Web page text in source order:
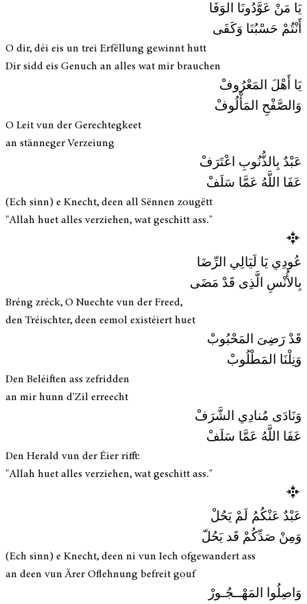
يَا مَنْ عَوَّدُونَا الوَفَا
أَنْتُمْ حَسْبُنَا وَكَفَى
O dir, déi eis un trei Erfëllung gewinnt hutt
Dir sidd eis Genuch an alles wat mir brauchen
يَا أَهْلَ المَعْرُوفْ
وَالصَّفْحِ المَأْلُوفْ
O Leit vun der Gerechtegkeet
an stänneger Verzeiung
عَبْدٌ بِالذُّنُوبِ اعْتَرَفْ
عَفَا اللَّهُ عَمَّا سَلَفْ
(Ech sinn) e Knecht, deen all Sënnen zougëtt
"Allah huet alles verziehen, wat geschitt ass."
عُودِي يَا لَيَالِي الرِّضَا
بِالأُنْسِ الَّذِى قَدْ مَضَى
Bréng zréck, O Nuechte vun der Freed,
den Tréischter, deen eemol existéiert huet
قَدْ رَضِىَ المَحْبُوبْ
وَنِلْنَا المَطْلُوبْ
Den Beléiften ass zefridden
an mir hunn d'Zil erreecht
وَنَادَى مُنادِي الشَّرَفْ
عَفَا اللَّهُ عَمَّا سَلَفْ
Den Herald vun der Éier rifft:
"Allah huet alles verziehen, wat geschitt ass."
عَبْدٌ عَنْكُمُ لَمْ يَحُلْ
وَمِنْ صَدِّكُمْ قَد يَحُلّ
(Ech sinn) e Knecht, deen ni vun Iech ofgewandert ass
an deen vun Ärer Oflehnung befreit gouf
وَاصِلُوا المَهْــجُـورْ